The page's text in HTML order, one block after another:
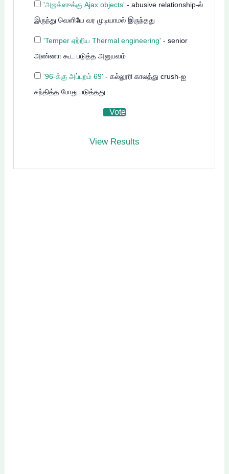
'அஜக்ஸுக்கு Ajax objects' - abusive relationship-ல்
இருந்து வெளியே வர முடியாமல் இருந்தது
'Temper ஏற்றிய Thermal engineering' - senior
அண்ணா கூட படுத்த அனுபவம்
'96-க்கு அப்புறம் 69' - கல்லூரி காலத்து crush-ஐ
சந்தித்த போது படுத்தது
View Results